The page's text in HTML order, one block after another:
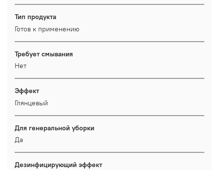
Тип продукта
Готов к применению
Требует смывания
Нет
Эффект
Глянцевый
Для генеральной уборки
Да
Дезинфицирующий эффект